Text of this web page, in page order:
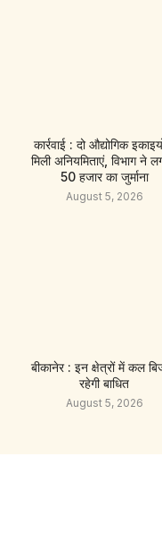
कार्रवाई : दो औद्योगिक
मिली अनियमिताएं, विभाग ने
50 हजार का जुर्माना
August 5, 2026
बीकानेर : इन क्षेत्रों में कल
रहेगी बाधित
August 5, 2026